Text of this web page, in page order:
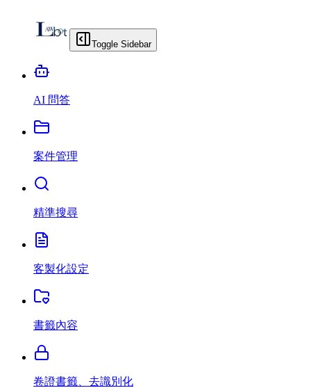
Toggle Sidebar
AI 問答
案件管理
精準搜尋
客製化設定
書籤內容
卷證書籤、去識別化